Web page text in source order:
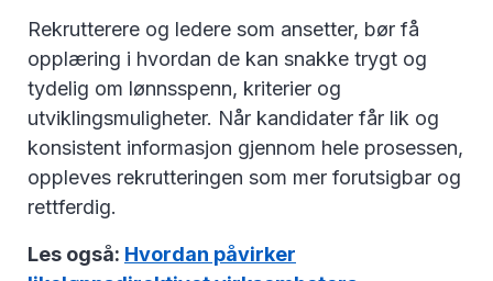
Rekrutterere og ledere som ansetter, bør få
opplæring i hvordan de kan snakke trygt og
tydelig om lønnsspenn, kriterier og
utviklingsmuligheter. Når kandidater får lik og
konsistent informasjon gjennom hele prosessen,
oppleves rekrutteringen som mer forutsigbar og
rettferdig.
Les også: Hvordan påvirker